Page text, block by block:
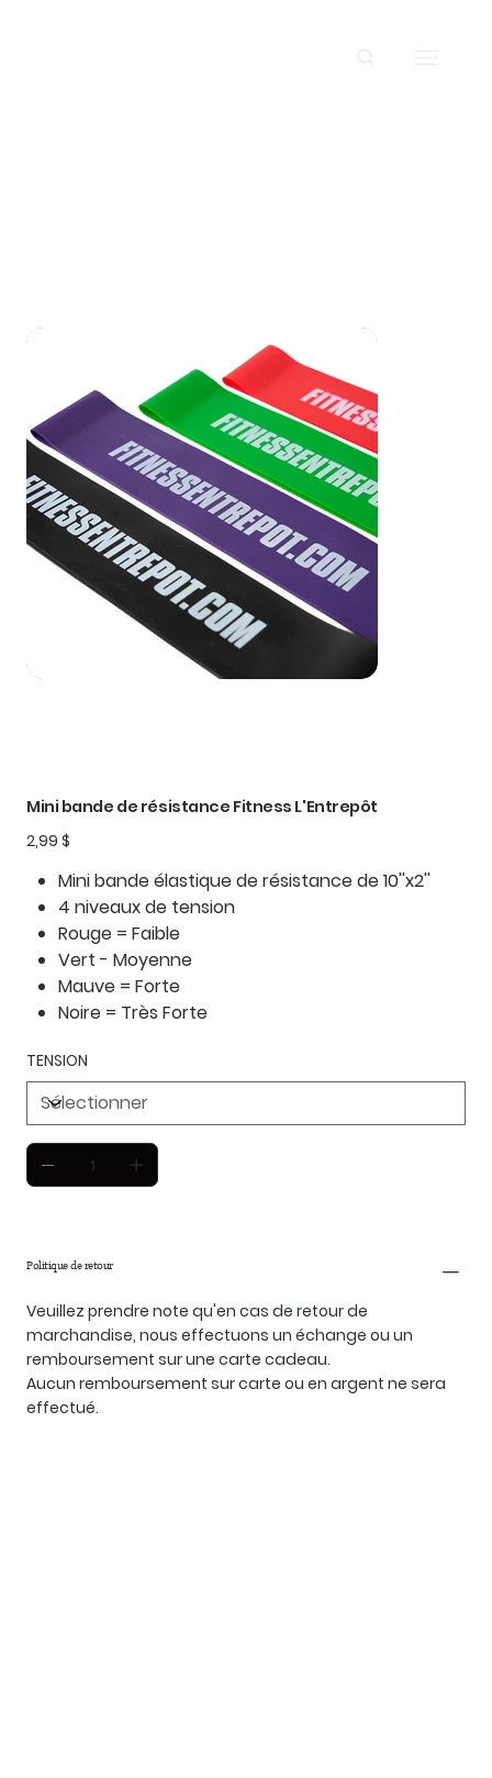
Mini bande de résistance Fitness L'Entrepôt
Prix
2,99 $
Mini bande élastique de résistance de 10''x2''
4 niveaux de tension
Rouge = Faible
Vert - Moyenne
Mauve = Forte
Noire = Très Forte
TENSION
Politique de retour
Veuillez prendre note qu'en cas de retour de
marchandise, nous effectuons un échange ou un
remboursement sur une carte cadeau.
Aucun remboursement sur carte ou en argent ne sera
effectué.